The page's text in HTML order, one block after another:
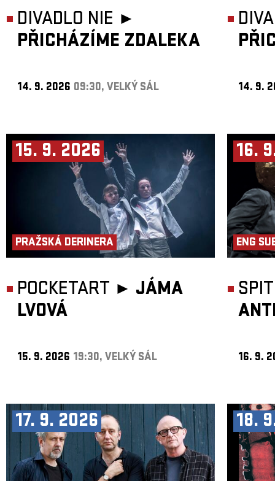
DIVADLO NIE ►
PŘICHÁZÍME ZDALEKA
14. 9. 2026 09:30, VELKÝ SÁL 14. 9.
15. 9. 2026
PRAŽSKÁ DERINERA
POCKETART ► JÁMA
LVOVÁ
15. 9. 2026 19:30, VELKÝ SÁL
16.
ENG
16. 9.
17. 9. 2026 18.